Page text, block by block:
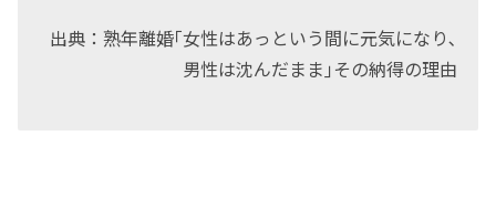
出典：熟年離婚｢女性はあっという間に元気になり､
男性は沈んだまま｣その納得の理由